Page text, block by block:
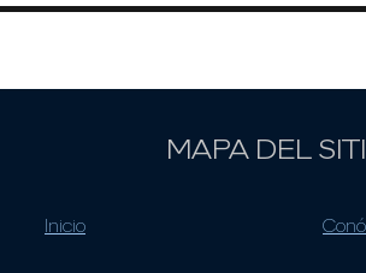
MAPA DEL
Inicio